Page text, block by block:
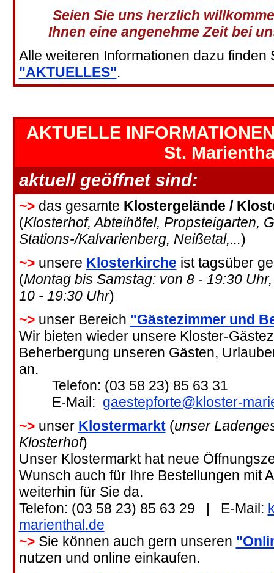
Seien Sie uns herzlich
Ihnen eine angenehme Zeit bei
Alle weiteren Informationen dazu finden
"AKTUELLES".
AKTUELLE
St.
aktuell geöffnet sind:
~>das gesamte Klostergelände /
(Klosterhof, Abteihöfel, Propsteigarten,
Stations-/Kalvarienberg, Neißetal,...)
~>unsere Klosterkirche ist tagsüber
(Montag bis Samstag: von 8 - 19:30
10 - 19:30 Uhr)
~>unser Bereich "Gästezimmer und
Wir bieten wieder unsere Kloster-
Beherbergung unseren Gästen,
an.
Telefon: (03 58 23) 85 63 31
E-Mail: gaestepforte@kloster-
~>unser Klostermarkt(unser
Klosterhof)
Unser Klostermarkt hat neue
Wunsch auch für Ihre Bestellungen mit
weiterhin für Sie da.
Telefon: (03 58 23) 85 63 29 | E-Mail:
marienthal.de
~>Sie können auch gern unseren
nutzen und online einkaufen.